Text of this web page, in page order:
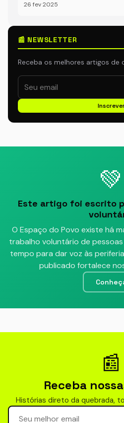
26 fev 2025
📰 NEWSLETTER
Receba os melhores artigos de
💚
Este artigo foi escrito
O Espaço do Povo existe há
trabalho voluntário de
tempo para dar voz às
publicado fortalece
📰
Receba
Histórias direto da quebrada,
Seu email para newsletter